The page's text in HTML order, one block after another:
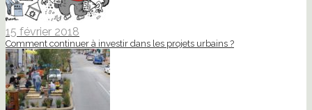
15 février 2018
Comment continuer à investir dans les projets urbains ?